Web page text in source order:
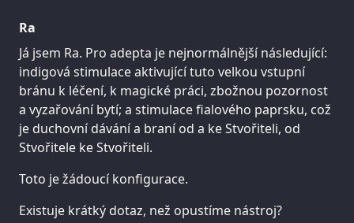
Ra
Já jsem Ra. Pro adepta je nejnormálnější následující:
indigová stimulace aktivující tuto velkou vstupní
bránu k léčení, k magické práci, zbožnou pozornost
a vyzařování bytí; a stimulace fialového paprsku, což
je duchovní dávání a braní od a ke Stvořiteli, od
Stvořitele ke Stvořiteli.
Toto je žádoucí konfigurace.
Existuje krátký dotaz, než opustíme nástroj?